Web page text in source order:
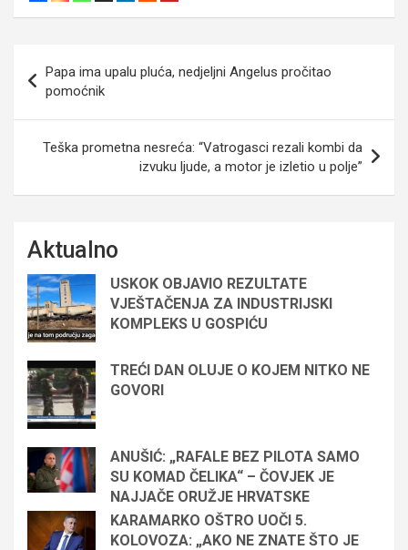
objava
Papa ima upalu pluća, nedjeljni Angelus pročitao
pomoćnik
Teška prometna nesreća: “Vatrogasci rezali kombi da
izvuku ljude, a motor je izletio u polje”
Aktualno
USKOK OBJAVIO REZULTATE
VJEŠTAČENJA ZA INDUSTRIJSKI
KOMPLEKS U GOSPIĆU
TREĆI DAN OLUJE O KOJEM NITKO NE
GOVORI
ANUŠIĆ: „RAFALE BEZ PILOTA SAMO
SU KOMAD ČELIKA“ – ČOVJEK JE
NAJJAČE ORUŽJE HRVATSKE
KARAMARKO OŠTRO UOČI 5.
KOLOVOZA: „AKO NE ZNATE ŠTO JE